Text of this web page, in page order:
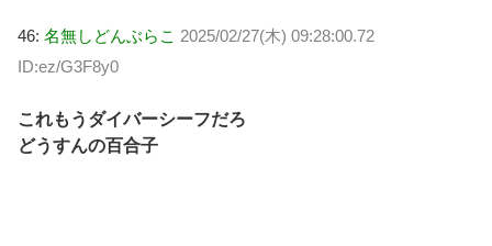
46: 名無しどんぶらこ 2025/02/27(木) 09:28:00.72
ID:ez/G3F8y0
これもうダイバーシーフだろ
どうすんの百合子